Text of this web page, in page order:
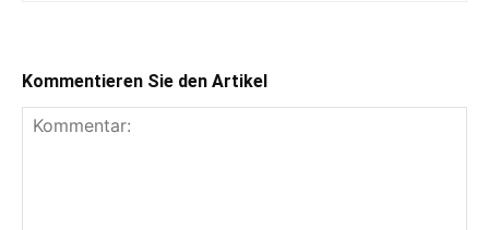
Kommentieren Sie den Artikel